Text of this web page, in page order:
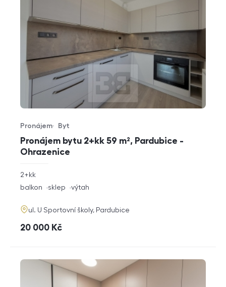
Pronájem bytu 2+kk 59 m², Pardubice -
Ohrazenice
Typ nabídky
Pronájem
Typ nemovitosti
Byt
rozměry
dispozice
2+kk
funkce
balkon sklep výtah
adresa
ul. U Sportovní školy, Pardubice
cena
20 000 Kč